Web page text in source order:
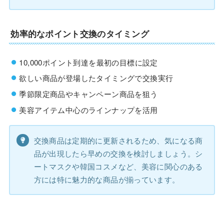
効率的なポイント交換のタイミング
10,000ポイント到達を最初の目標に設定
欲しい商品が登場したタイミングで交換実行
季節限定商品やキャンペーン商品を狙う
美容アイテム中心のラインナップを活用
交換商品は定期的に更新されるため、気になる商
品が出現したら早めの交換を検討しましょう。シ
ートマスクや韓国コスメなど、美容に関心のある
方には特に魅力的な商品が揃っています。